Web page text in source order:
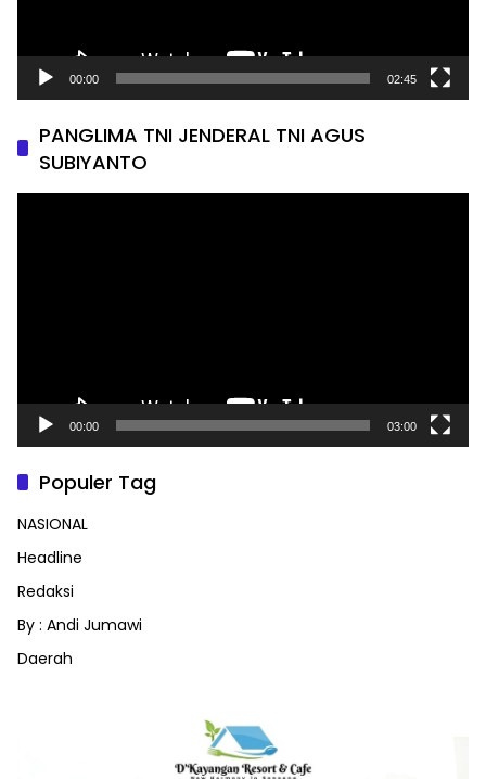
00:00 02:45
PANGLIMA TNI JENDERAL TNI AGUS
SUBIYANTO
00:00 03:00
Populer Tag
NASIONAL
Headline
Redaksi
By : Andi Jumawi
Daerah